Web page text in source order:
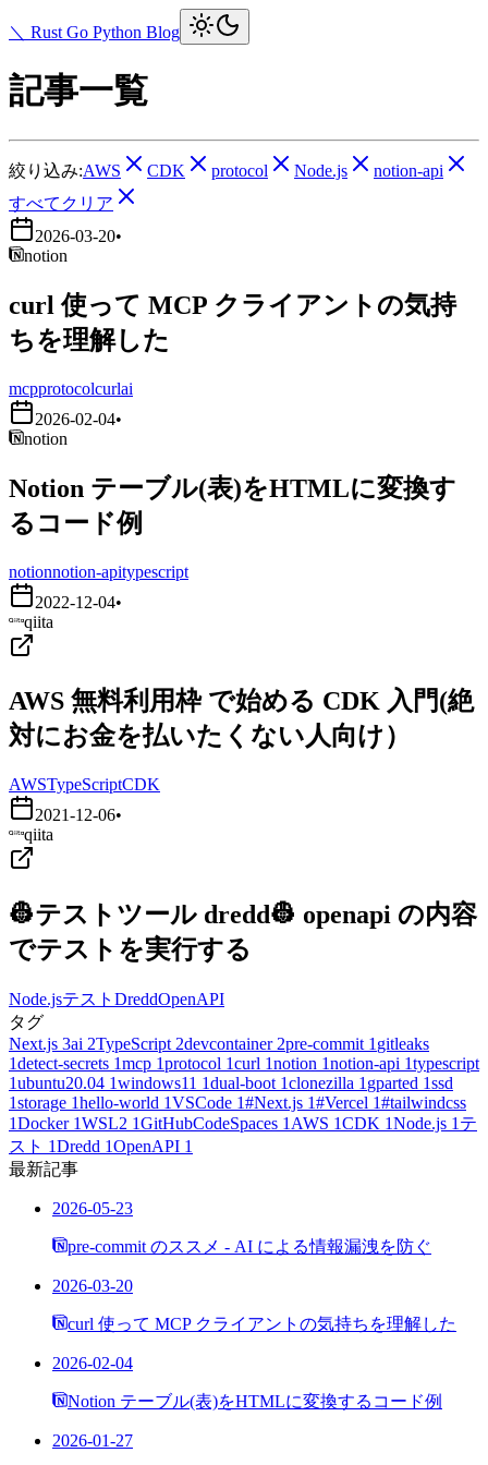
＼ Rust Go Python Blog
記事一覧
絞り込み:AWS CDK protocol Node.js
notion-api
すべてクリア
2026-03-20•
notion
curl 使って MCP クライアントの気持
ちを理解した
mcpprotocolcurlai
2026-02-04•
notion
Notion テーブル(表)をHTMLに変換す
るコード例
notionnotion-apitypescript
2022-12-04•
qiita
AWS 無料利用枠 で始める CDK 入門(絶
対にお金を払いたくない人向け）
AWSTypeScriptCDK
2021-12-06•
qiita
👷テストツール dredd👷 openapi の内容
でテストを実行する
Node.jsテスト DreddOpenAPI
タグ
Next.js 3ai 2TypeScript 2devcontainer 2pre-commit 1 gitleaks
1detect-secrets 1mcp 1protocol 1curl 1notion 1notion-api 1typescript
1ubuntu20.04 1windows11 1dual-boot 1clonezilla 1 gparted 1ssd
1storage 1hello-world 1VSCode 1#Next.js 1#Vercel 1#tailwindcss
1Docker 1WSL2 1GitHubCodeSpaces 1 AWS 1CDK 1Node.js 1 テ
スト 1Dredd 1OpenAPI 1
最新記事
2026-05-23
pre-commit のススメ - AI による情報漏洩を防ぐ
2026-03-20
curl 使って MCP クライアントの気持ちを理解した
2026-02-04
Notion テーブル(表)をHTMLに変換するコード例
2026-01-27